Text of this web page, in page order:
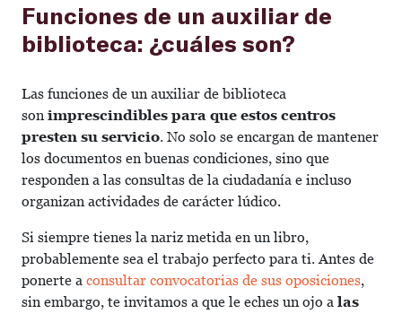
Funciones de un auxiliar de
biblioteca: ¿cuáles son?
Las funciones de un auxiliar de biblioteca
son imprescindibles para que estos centros
presten su servicio. No solo se encargan de mantener
los documentos en buenas condiciones, sino que
responden a las consultas de la ciudadanía e incluso
organizan actividades de carácter lúdico.
Si siempre tienes la nariz metida en un libro,
probablemente sea el trabajo perfecto para ti. Antes de
ponerte a consultar convocatorias de sus oposiciones,
sin embargo, te invitamos a que le eches un ojo a las